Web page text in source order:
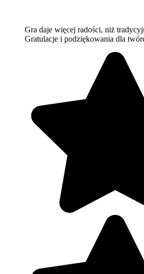
Gra daje więcej radości, niż
Gratulacje i podziękowania dla